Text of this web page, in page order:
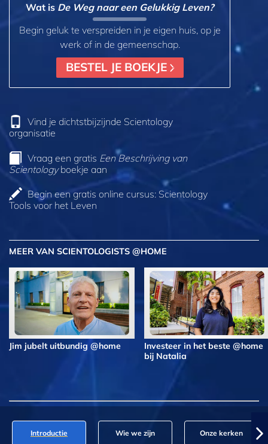
Wat is De Weg naar een Gelukkig Leven?
Begin geluk te verspreiden in je eigen huis, op je
werk of in de gemeenschap.
BESTEL JE BOEKJE
Vind je dichtstbijzijnde Scientology
organisatie
Vraag een gratis Een Beschrijving van
Scientologyboekje aan
Begin een gratis online cursus: Scientology
Tools voor het Leven
MEER VAN SCIENTOLOGISTS @HOME
Jim jubelt uitbundig @home
Investeer in het beste @home
bij Natalia
Introductie Wie we zijn Onze kerken